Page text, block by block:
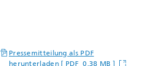
Pressemitteilung als PDF
herunterladen [ PDF 0,38 MB ]